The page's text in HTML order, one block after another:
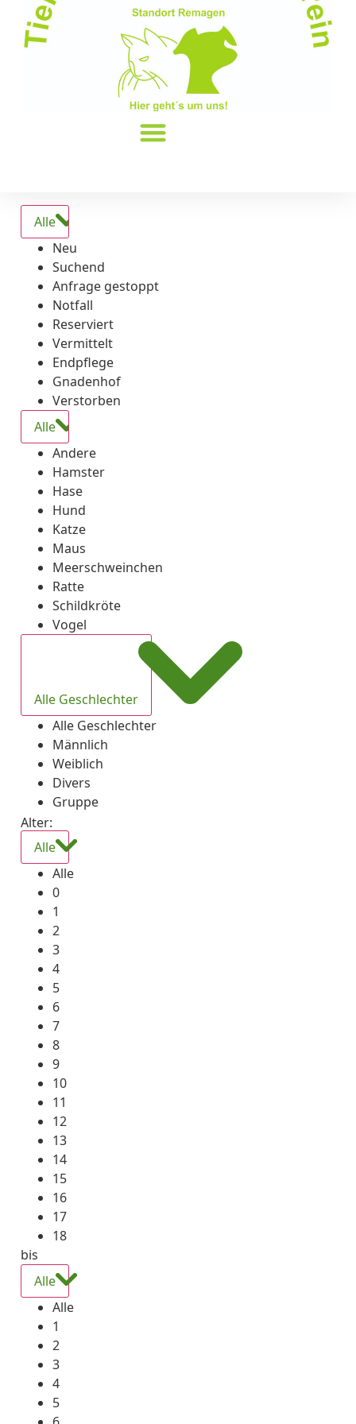
Alle
Neu
Suchend
Anfrage gestoppt
Notfall
Reserviert
Vermittelt
Endpflege
Gnadenhof
Verstorben
Alle
Andere
Hamster
Hase
Hund
Katze
Maus
Meerschweinchen
Ratte
Schildkröte
Vogel
Alle Geschlechter
Alle Geschlechter
Männlich
Weiblich
Divers
Gruppe
Alter:
Alle
Alle
0
1
2
3
4
5
6
7
8
9
10
11
12
13
14
15
16
17
18
bis
Alle
Alle
1
2
3
4
5